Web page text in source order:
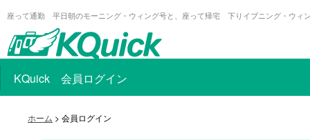
座って通勤 平日朝のモーニング・ウィング号と、座って帰宅 下りイブニング・ウィ
KQuick 会員ログイン
ホーム > 会員ログイン